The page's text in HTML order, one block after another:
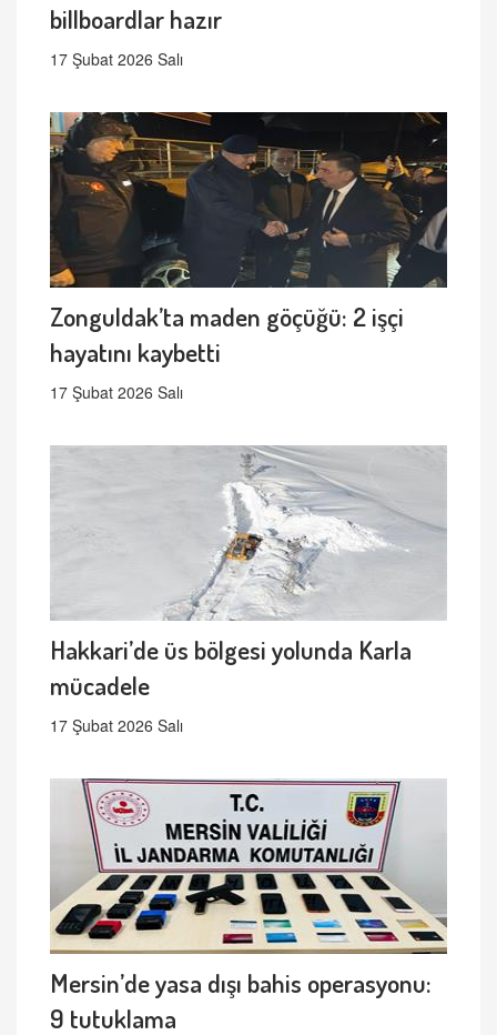
billboardlar hazır
17 Şubat 2026 Salı
Zonguldak’ta maden göçüğü: 2 işçi
hayatını kaybetti
17 Şubat 2026 Salı
Hakkari’de üs bölgesi yolunda Karla
mücadele
17 Şubat 2026 Salı
Mersin’de yasa dışı bahis operasyonu:
9 tutuklama